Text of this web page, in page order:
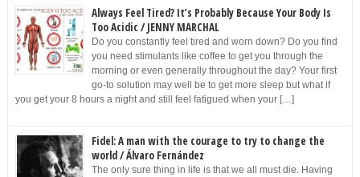
Always Feel Tired? It’s Probably Because Your Body Is
Too Acidic / JENNY MARCHAL
Do you constantly feel tired and worn down? Do you find
you need stimulants like coffee to get you through the
morning or even generally throughout the day? Your first
go-to solution may well be to get more sleep but what if
you get your 8 hours a night and still feel fatigued when your […]
Fidel: A man with the courage to try to change the
world / Álvaro Fernández
The only sure thing in life is that we all must die. Having